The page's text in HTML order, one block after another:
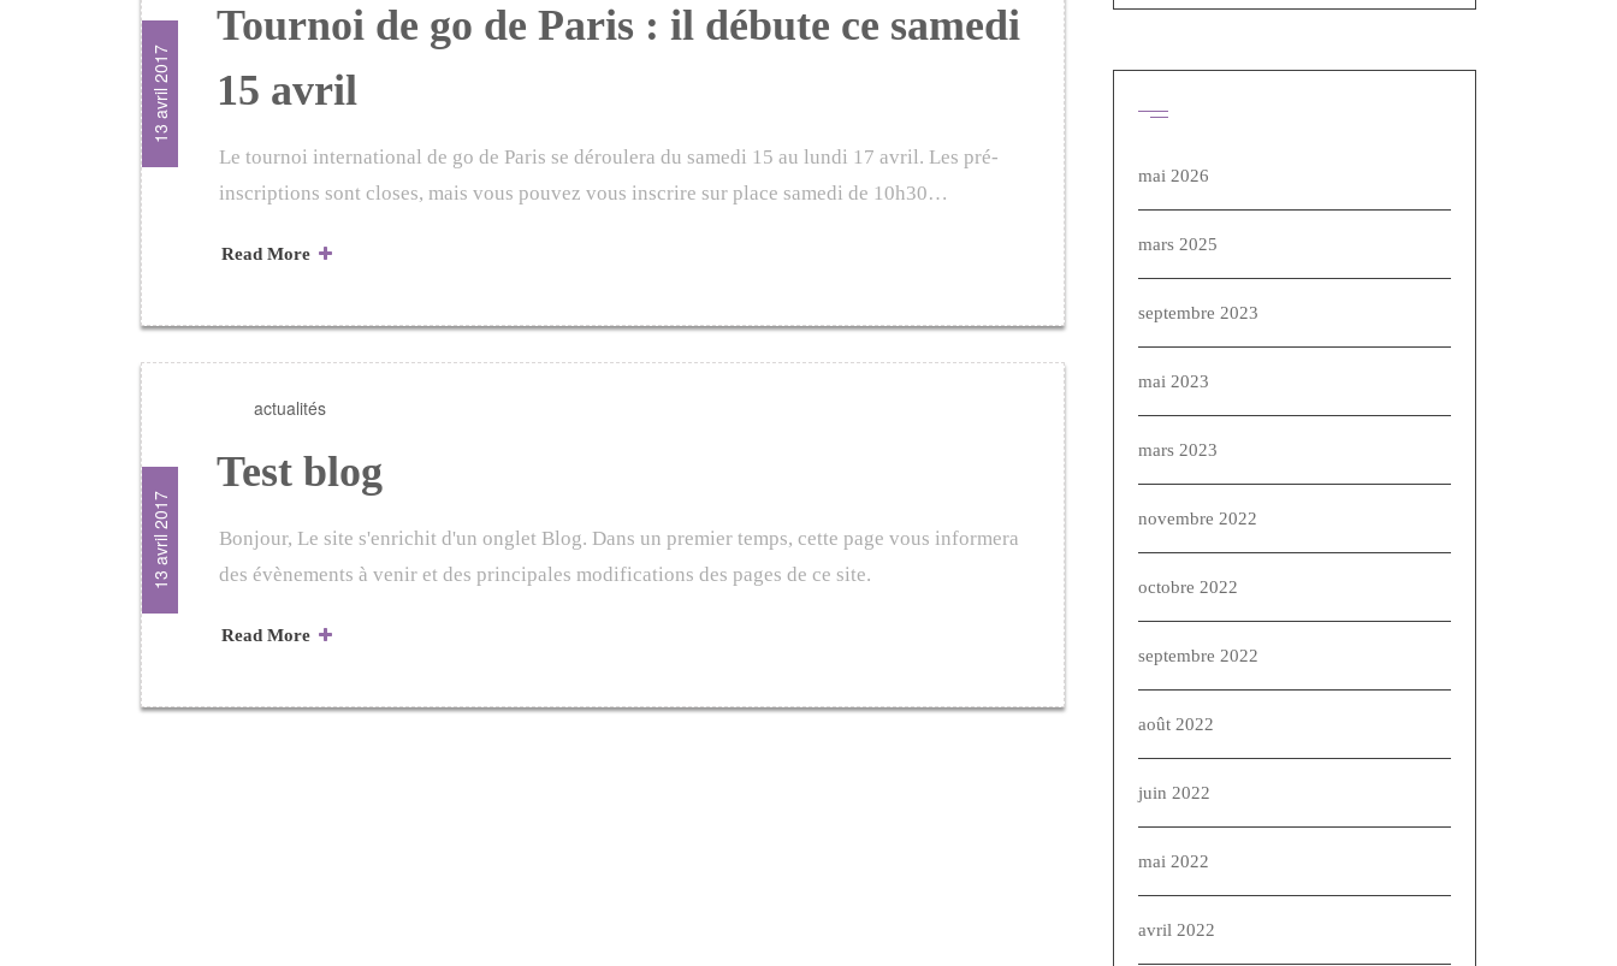
13 avril 2017
Tournoi de go de Paris : il débute ce samedi
15 avril
Le tournoi international de go de Paris se déroulera du samedi 15 au lundi 17 avril. Les pré-
inscriptions sont closes, mais vous pouvez vous inscrire sur place samedi de 10h30…
Read More
13 avril 2017
actualités
Test blog
Bonjour, Le site s'enrichit d'un onglet Blog. Dans un premier temps, cette page vous informera
des évènements à venir et des principales modifications des pages de ce site.
Read More
mai 2026
mars 2025
septembre 2023
mai 2023
mars 2023
novembre 2022
octobre 2022
septembre 2022
août 2022
juin 2022
mai 2022
avril 2022